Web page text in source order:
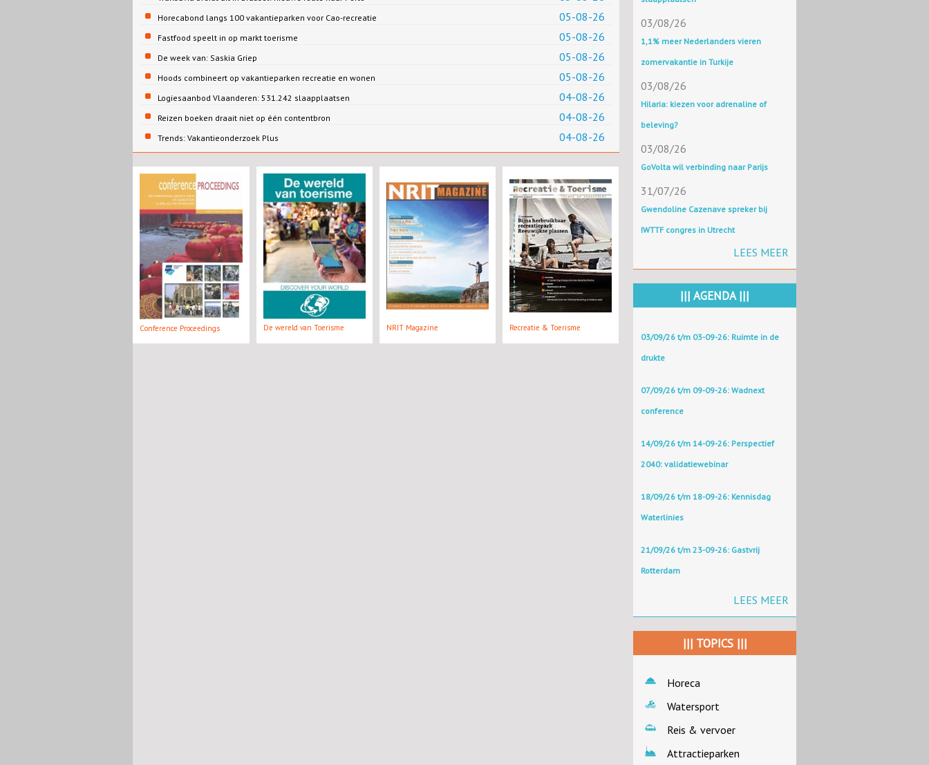
05-08-26
Horecabond langs 100 vakantieparken voor Cao-recreatie
05-08-26
Fastfood speelt in op markt toerisme
05-08-26
De week van: Saskia Griep
05-08-26
Hoods combineert op vakantieparken recreatie en wonen
04-08-26
Logiesaanbod Vlaanderen: 531.242 slaapplaatsen
04-08-26
Reizen boeken draait niet op één contentbron
04-08-26
Trends: Vakantieonderzoek Plus
Conference Proceedings De wereld van Toerisme NRIT Magazine Recreatie & Toerisme
03/08/26
1,1% meer Nederlanders vieren
zomervakantie in Turkije
03/08/26
Hilaria: kiezen voor adrenaline of
beleving?
03/08/26
GoVolta wil verbinding naar Parijs
31/07/26
Gwendoline Cazenave spreker bij
IWTTF congres in Utrecht
LEES MEER
||| AGENDA |||
03/09/26 t/m 03-09-26: Ruimte in de
drukte
07/09/26 t/m 09-09-26: Wadnext
conference
14/09/26 t/m 14-09-26: Perspectief
2040: validatiewebinar
18/09/26 t/m 18-09-26: Kennisdag
Waterlinies
21/09/26 t/m 23-09-26: Gastvrij
Rotterdam
LEES MEER
||| TOPICS |||
Horeca
Watersport
Reis & vervoer
Attractieparken